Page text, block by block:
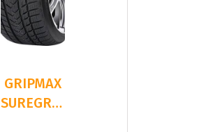
GRIPMAX
SUREGRIP